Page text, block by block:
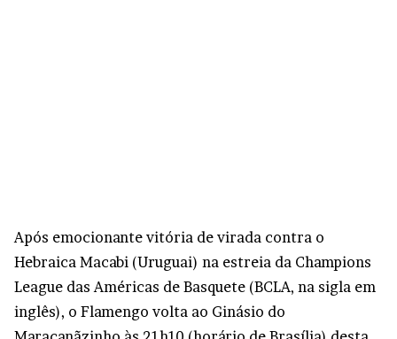
Após emocionante vitória de virada contra o
Hebraica Macabi (Uruguai) na estreia da Champions
League das Américas de Basquete (BCLA, na sigla em
inglês), o Flamengo volta ao Ginásio do